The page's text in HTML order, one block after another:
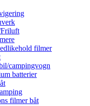
filmer
campingvogn
batterier
filmer båt